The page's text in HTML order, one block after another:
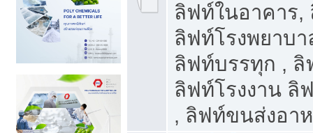
ลิฟท์ในอาคาร,
ลิฟท์โรงพยาบ
ลิฟท์บรรทุก ,
ลิฟท์โรงงาน ลิ
, ลิฟท์ขนส่งอา